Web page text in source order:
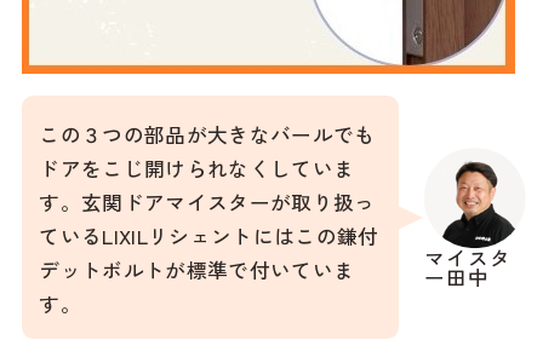
マイスタ
ー田中
この３つの部品が大きなバールでも
ドアをこじ開けられなくしていま
す。玄関ドアマイスターが取り扱っ
ているLIXILリシェントにはこの鎌付
デットボルトが標準で付いていま
す。